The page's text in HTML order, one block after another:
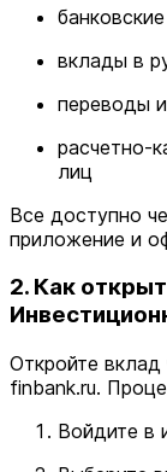
вклады в
переводы
расчетно-
лиц
Все доступно
приложение и
2. Как
Откройте вклад
finbank.ru.
Войдите в